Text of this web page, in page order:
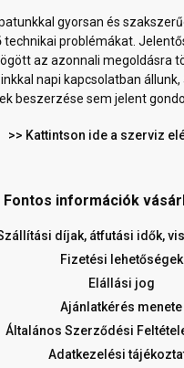
gyorsan és
problémákat.
az azonnali megoldásra
napi kapcsolatban
beszerzése sem jelent
>> Kattintson ide a szerviz
Fontos információk
díjak, átfutási idők,
Fizetési lehetőségek
Elállási jog
Ajánlatkérés menete
Általános Szerződési
Adatkezelési